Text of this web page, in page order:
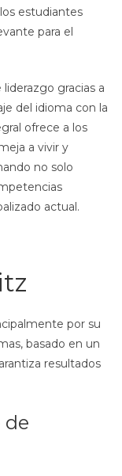
estudiantes
para el
gracias a
del idioma con la
ofrece a los
a vivir y
no solo
actual.
por su
basado en un
resultados
de